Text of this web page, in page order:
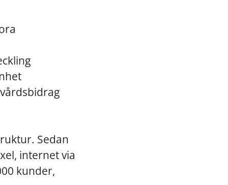
Sedan
internet via
kunder,